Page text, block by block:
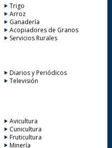
Trigo
Arroz
Ganadería
Acopiadores de Granos
Servicios Rurales
Diarios y Periódicos
Televisión
Avicultura
Cunicultura
Fruticultura
Minería